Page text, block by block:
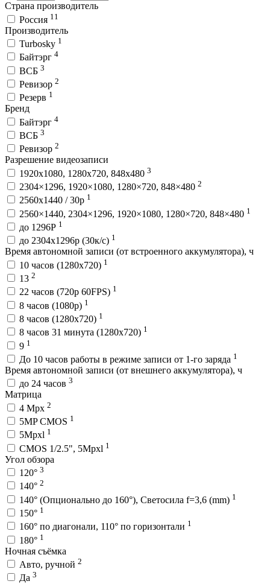
Страна производитель
Россия 11
Производитель
Turbosky 1
Байтэрг 4
ВСБ 3
Ревизор 2
Резерв 1
Бренд
Байтэрг 4
ВСБ 3
Ревизор 2
Разрешение видеозаписи
1920x1080, 1280x720, 848x480 3
2304×1296, 1920×1080, 1280×720, 848×480 2
2560x1440 / 30p 1
2560×1440, 2304×1296, 1920×1080, 1280×720, 848×480 1
до 1296Р 1
до 2304х1296р (30к/с) 1
Время автономной записи (от встроенного аккумулятора), ч
10 часов (1280x720) 1
13 2
22 часов (720p 60FPS) 1
8 часов (1080p) 1
8 часов (1280x720) 1
8 часов 31 минута (1280x720) 1
9 1
До 10 часов работы в режиме записи от 1-го заряда 1
Время автономной записи (от внешнего аккумулятора), ч
до 24 часов 3
Матрица
4 Mpx 2
5MP CMOS 1
5Mpxl 1
CMOS 1/2.5", 5Mpxl 1
Угол обзора
120° 3
140° 2
140° (Опционально до 160°), Светосила f=3,6 (mm) 1
150° 1
160° по диагонали, 110° по горизонтали 1
180° 1
Ночная съёмка
Авто, ручной 2
Да 3